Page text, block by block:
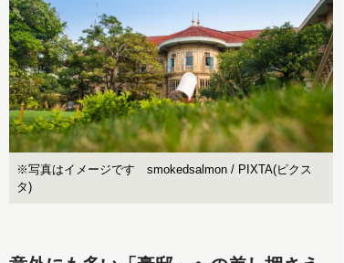
※写真はイメージです smokedsalmon / PIXTA(ピクス
タ)